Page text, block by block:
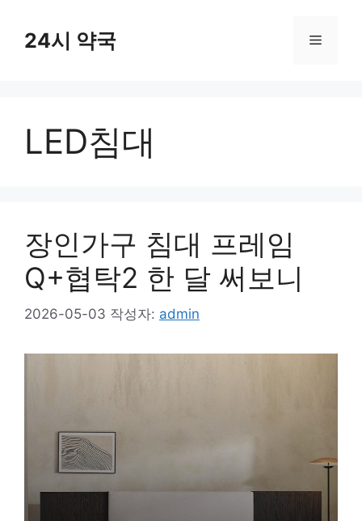
24시 약국 메
LED침대
장인가구 침대 프레임
Q+협탁2 한 달 써보니
2026-05-03 작성자: admin